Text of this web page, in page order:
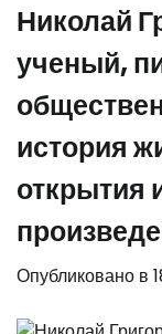
Николай
ученый,
история
открытия
Опубликовано в